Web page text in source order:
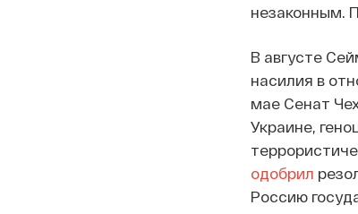
незаконным.
В августе
насилия в
мае Сенат
Украине,
одобрил
Россию